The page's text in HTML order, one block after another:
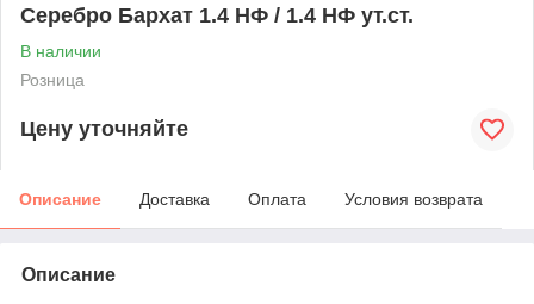
Серебро Бархат 1.4 НФ / 1.4 НФ ут.ст.
В наличии
Розница
Цену уточняйте
Описание Доставка Оплата Условия возврата
Описание